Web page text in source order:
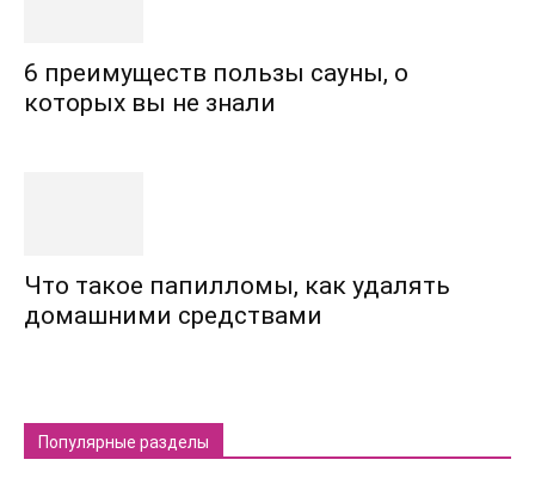
6 преимуществ пользы сауны, о
которых вы не знали
Что такое папилломы, как удалять
домашними средствами
Популярные разделы